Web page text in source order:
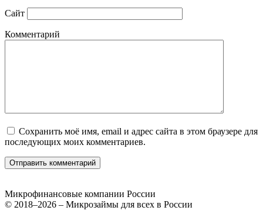
Сайт
Комментарий
Сохранить моё имя, email и адрес сайта в этом браузере для
последующих моих комментариев.
Микрофинансовые компании России
© 2018–2026 – Микрозаймы для всех в России